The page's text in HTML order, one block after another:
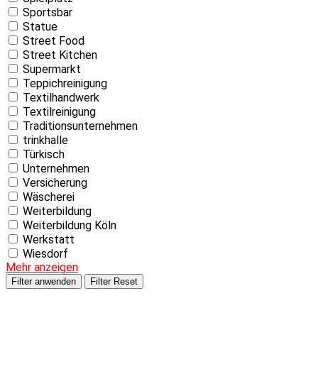
Sportsbar
Statue
Street Food
Street Kitchen
Supermarkt
Teppichreinigung
Textilhandwerk
Textilreinigung
Traditionsunternehmen
trinkhalle
Türkisch
Unternehmen
Versicherung
Wäscherei
Weiterbildung
Weiterbildung Köln
Werkstatt
Wiesdorf
Mehr anzeigen
Filter anwenden Filter Reset